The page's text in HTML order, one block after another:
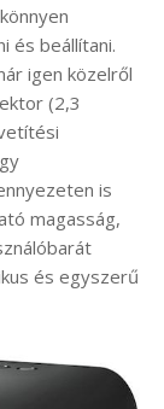
és beállítani.
igen közelről
(2,3
is
magasság,
és egyszerű